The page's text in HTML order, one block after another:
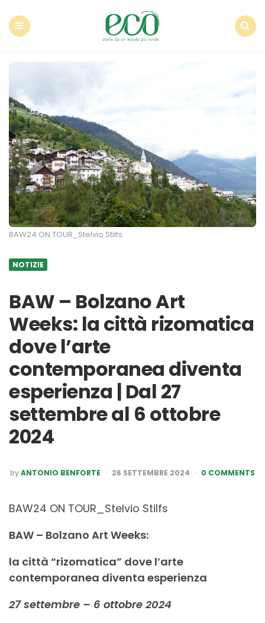
BAW24 ON TOUR_Stelvio Stilfs
NOTIZIE
BAW – Bolzano Art
Weeks: la città rizomatica
dove l’arte
contemporanea diventa
esperienza | Dal 27
settembre al 6 ottobre
2024
POSTED
BY
byANTONIO BENFORTE 26 SETTEMBRE 2024 0 COMMENTS
BAW24 ON TOUR_Stelvio Stilfs
BAW – Bolzano Art Weeks:
la città “rizomatica” dove l’arte
contemporanea diventa esperienza
27 settembre – 6 ottobre 2024